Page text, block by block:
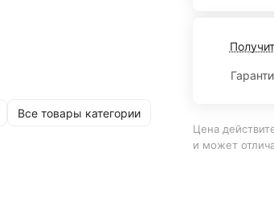
Все товары категории
Цена
и может